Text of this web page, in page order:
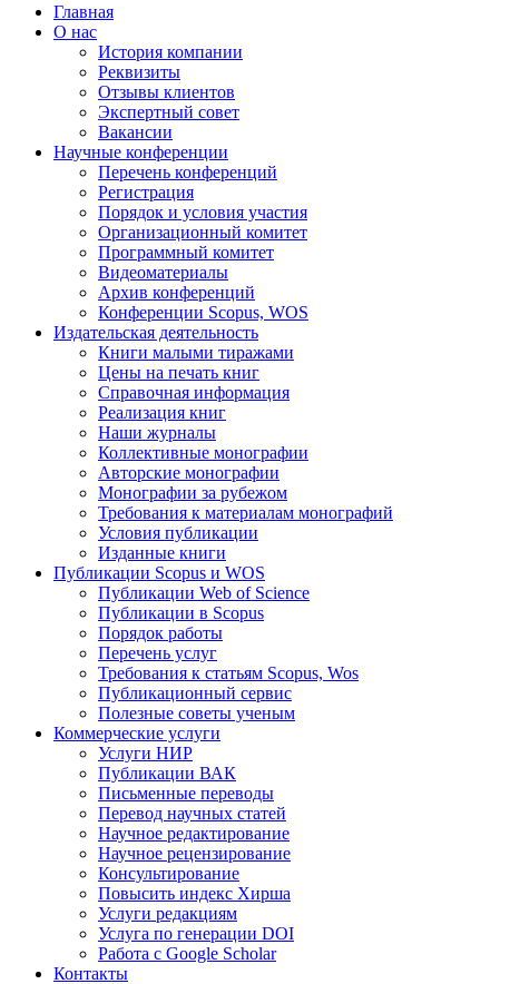
Главная
О нас
История компании
Реквизиты
Отзывы клиентов
Экспертный совет
Вакансии
Научные конференции
Перечень конференций
Регистрация
Порядок и условия участия
Организационный комитет
Программный комитет
Видеоматериалы
Архив конференций
Конференции Scopus, WOS
Издательская деятельность
Книги малыми тиражами
Цены на печать книг
Справочная информация
Реализация книг
Наши журналы
Коллективные монографии
Авторские монографии
Монографии за рубежом
Требования к материалам монографий
Условия публикации
Изданные книги
Публикации Scopus и WOS
Публикации Web of Science
Публикации в Scopus
Порядок работы
Перечень услуг
Требования к статьям Scopus, Wos
Публикационный сервис
Полезные советы ученым
Коммерческие услуги
Услуги НИР
Публикации ВАК
Письменные переводы
Перевод научных статей
Научное редактирование
Научное рецензирование
Консультирование
Повысить индекс Хирша
Услуги редакциям
Услуга по генерации DOI
Работа с Google Scholar
Контакты